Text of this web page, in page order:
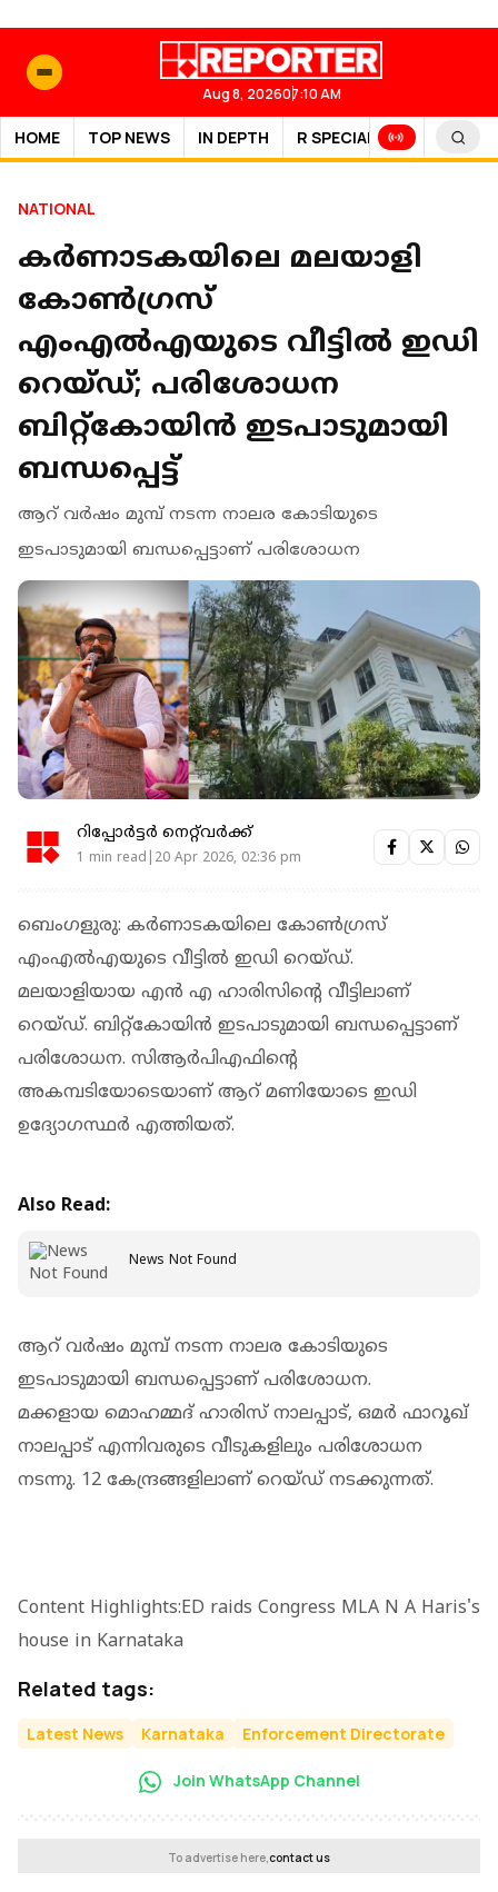
Aug 8, 202607:10 AM
HOME TOP NEWS IN DEPTH R SPECIAL SPORTS
NATIONAL
കർണാടകയിലെ മലയാളി
കോൺഗ്രസ്
എംഎൽഎയുടെ വീട്ടിൽ ഇഡി
റെയ്ഡ്; പരിശോധന
ബിറ്റ്‌കോയിൻ ഇടപാടുമായി
ബന്ധപ്പെട്ട്
ആറ് വര്‍ഷം മുമ്പ് നടന്ന നാലര കോടിയുടെ
ഇടപാടുമായി ബന്ധപ്പെട്ടാണ് പരിശോധന
റിപ്പോർട്ടർ നെറ്റ്‌വര്‍ക്ക്‌
1 min read|20 Apr 2026, 02:36 pm
ബെംഗളുരു: കര്‍ണാടകയിലെ കോണ്‍ഗ്രസ്
എംഎല്‍എയുടെ വീട്ടില്‍ ഇഡി റെയ്ഡ്.
മലയാളിയായ എന്‍ എ ഹാരിസിന്റെ വീട്ടിലാണ്
റെയ്ഡ്. ബിറ്റ്‌കോയിന്‍ ഇടപാടുമായി ബന്ധപ്പെട്ടാണ്
പരിശോധന. സിആര്‍പിഎഫിന്റെ
അകമ്പടിയോടെയാണ് ആറ് മണിയോടെ ഇഡി
ഉദ്യോഗസ്ഥര്‍ എത്തിയത്.
Also Read:
News Not Found
ആറ് വര്‍ഷം മുമ്പ് നടന്ന നാലര കോടിയുടെ
ഇടപാടുമായി ബന്ധപ്പെട്ടാണ് പരിശോധന.
മക്കളായ മൊഹമ്മദ് ഹാരിസ് നാലപ്പാട്, ഒമര്‍ ഫാറൂഖ്
നാലപ്പാട് എന്നിവരുടെ വീടുകളിലും പരിശോധന
നടന്നു. 12 കേന്ദ്രങ്ങളിലാണ് റെയ്ഡ് നടക്കുന്നത്.
Content Highlights:ED raids Congress MLA N A Haris's
house in Karnataka
Related tags:
Latest News Karnataka Enforcement Directorate
Join WhatsApp Channel
To advertise here,contact us